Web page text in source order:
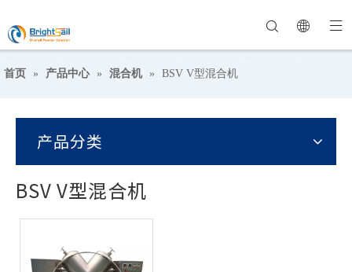
首页 » 产品中心 » 混合机 » BSV V型混合机
产品分类
BSV V型混合机